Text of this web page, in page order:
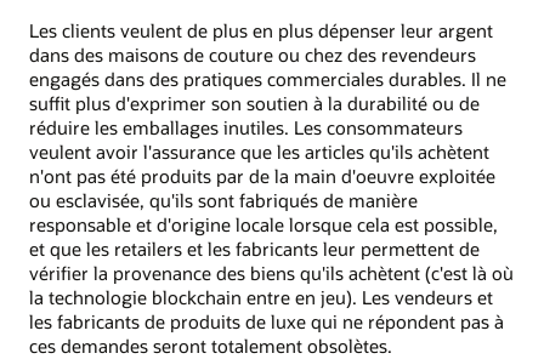
Les clients veulent de plus en plus dépenser leur argent
dans des maisons de couture ou chez des revendeurs
engagés dans des pratiques commerciales durables. Il ne
suffit plus d'exprimer son soutien à la durabilité ou de
réduire les emballages inutiles. Les consommateurs
veulent avoir l'assurance que les articles qu'ils achètent
n'ont pas été produits par de la main d'oeuvre exploitée
ou esclavisée, qu'ils sont fabriqués de manière
responsable et d'origine locale lorsque cela est possible,
et que les retailers et les fabricants leur permettent de
vérifier la provenance des biens qu'ils achètent (c'est là où
la technologie blockchain entre en jeu). Les vendeurs et
les fabricants de produits de luxe qui ne répondent pas à
ces demandes seront totalement obsolètes.